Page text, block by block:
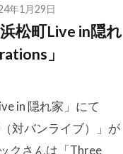
年1月29日
松町Live in隠れ
」
in 隠れ家」にて
（対バンライブ）」が
クさんは「Three